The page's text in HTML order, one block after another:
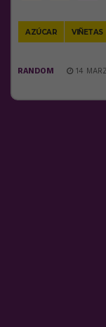
AZÚCAR VIÑETAS
RANDOM 14